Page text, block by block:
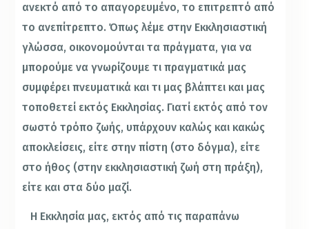
ανεκτό από το απαγορευμένο, το επιτρεπτό από
το ανεπίτρεπτο. Όπως λέμε στην Εκκλησιαστική
γλώσσα, οικονομούνται τα πράγματα, για να
μπορούμε να γνωρίζουμε τι πραγματικά μας
συμφέρει πνευματικά και τι μας βλάπτει και μας
τοποθετεί εκτός Εκκλησίας. Γιατί εκτός από τον
σωστό τρόπο ζωής, υπάρχουν καλώς και κακώς
αποκλείσεις, είτε στην πίστη (στο δόγμα), είτε
στο ήθος (στην εκκλησιαστική ζωή στη πράξη),
είτε και στα δύο μαζί.
Η Εκκλησία μας, εκτός από τις παραπάνω